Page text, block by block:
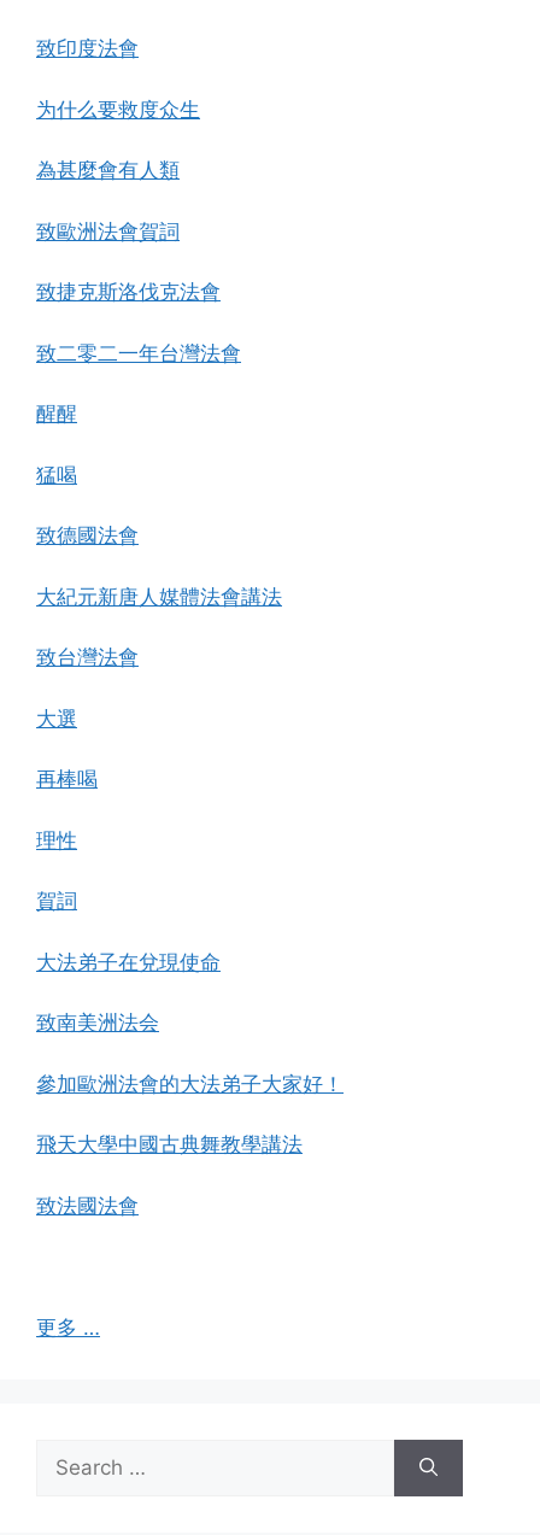
致印度法會
为什么要救度众生
為甚麼會有人類
致歐洲法會賀詞
致捷克斯洛伐克法會
致二零二一年台灣法會
醒醒
猛喝
致德國法會
大紀元新唐人媒體法會講法
致台灣法會
大選
再棒喝
理性
賀詞
大法弟子在兌現使命
致南美洲法会
參加歐洲法會的大法弟子大家好！
飛天大學中國古典舞教學講法
致法國法會
更多 …
for: